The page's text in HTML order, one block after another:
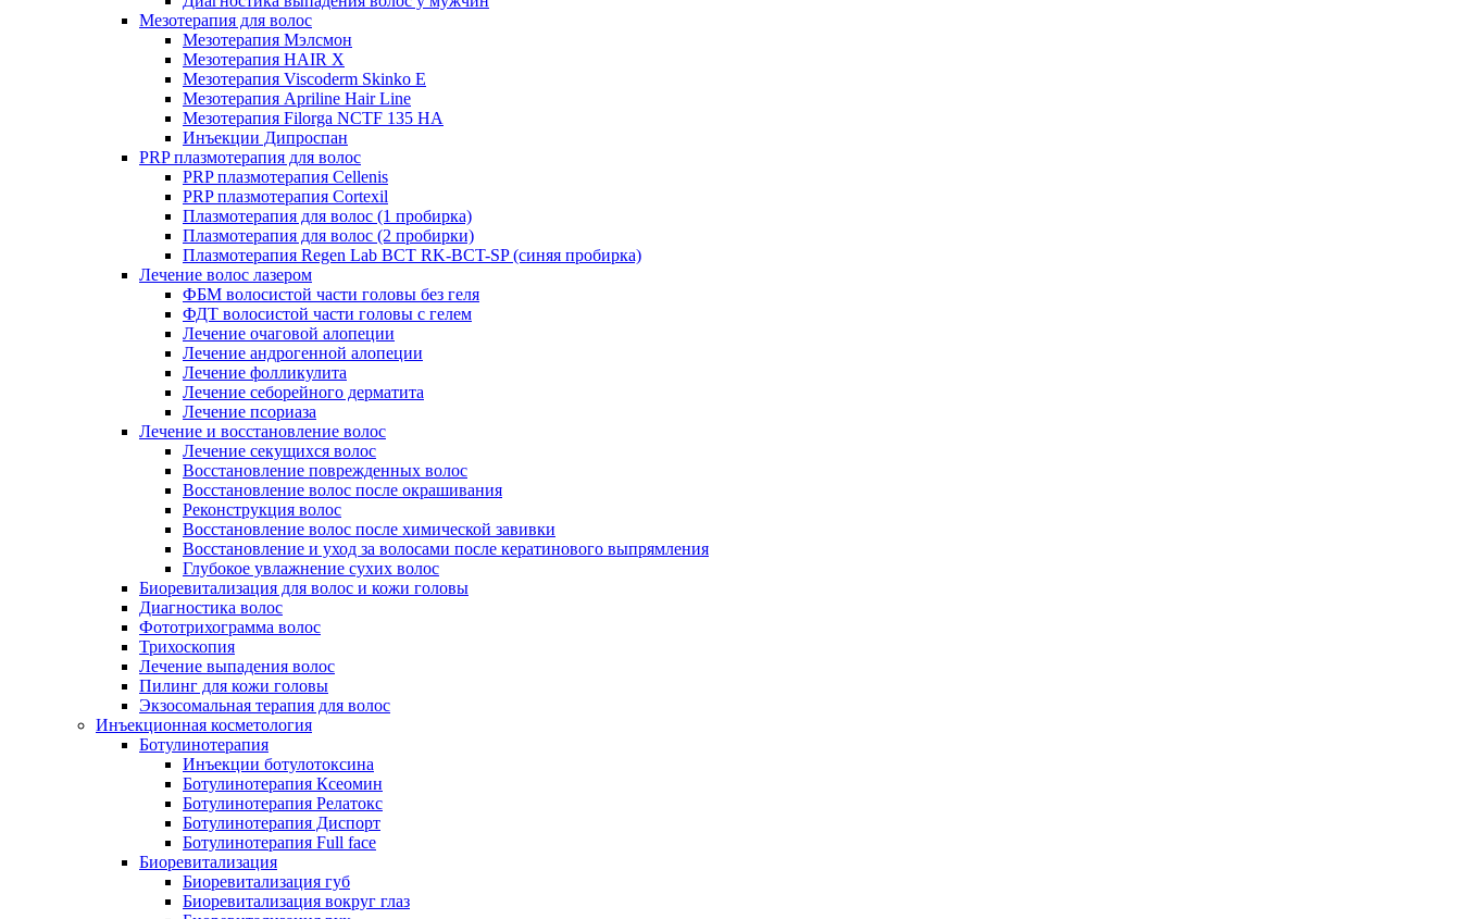
Мезотерапия для волос
Мезотерапия Мэлсмон
Мезотерапия HAIR X
Мезотерапия Viscoderm Skinko E
Мезотерапия Apriline Hair Line
Мезотерапия Filorga NCTF 135 HA
Инъекции Дипроспан
PRP плазмотерапия для волос
PRP плазмотерапия Cellenis
PRP плазмотерапия Cortexil
Плазмотерапия для волос (1 пробирка)
Плазмотерапия для волос (2 пробирки)
Плазмотерапия Regen Lab BCT RK-BCT-SP (синяя пробирка)
Лечение волос лазером
ФБМ волосистой части головы без геля
ФДТ волосистой части головы с гелем
Лечение очаговой алопеции
Лечение андрогенной алопеции
Лечение фолликулита
Лечение себорейного дерматита
Лечение псориаза
Лечение и восстановление волос
Лечение секущихся волос
Восстановление поврежденных волос
Восстановление волос после окрашивания
Реконструкция волос
Восстановление волос после химической завивки
Восстановление и уход за волосами после кератинового выпрямления
Глубокое увлажнение сухих волос
Биоревитализация для волос и кожи головы
Диагностика волос
Фототрихограмма волос
Трихоскопия
Лечение выпадения волос
Пилинг для кожи головы
Экзосомальная терапия для волос
Инъекционная косметология
Ботулинотерапия
Инъекции ботулотоксина
Ботулинотерапия Ксеомин
Ботулинотерапия Релатокс
Ботулинотерапия Диспорт
Ботулинотерапия Full face
Биоревитализация
Биоревитализация губ
Биоревитализация вокруг глаз